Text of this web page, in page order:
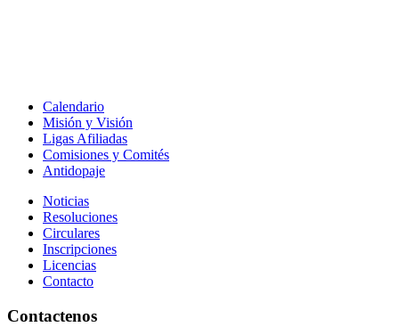
Calendario
Misión y Visión
Ligas Afiliadas
Comisiones y Comités
Antidopaje
Noticias
Resoluciones
Circulares
Inscripciones
Licencias
Contacto
Contactenos